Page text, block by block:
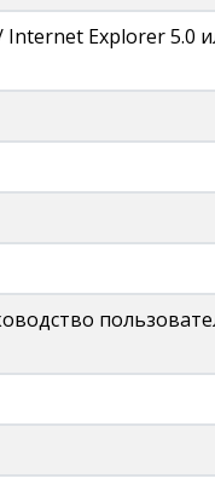
Internet Explorer